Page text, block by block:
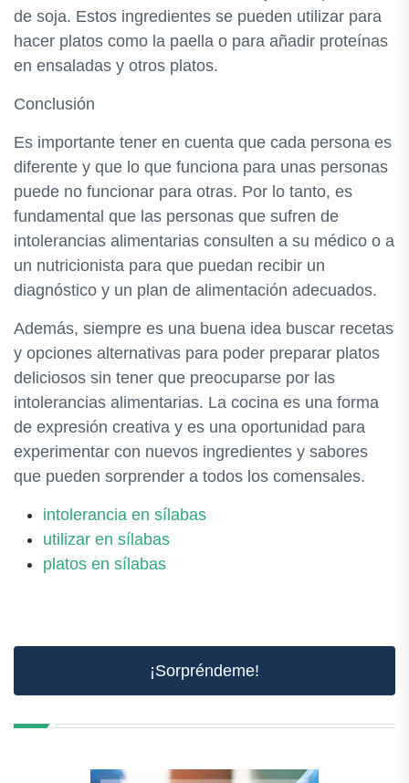
de soja. Estos ingredientes se pueden utilizar para
hacer platos como la paella o para añadir proteínas
en ensaladas y otros platos.
Conclusión
Es importante tener en cuenta que cada persona es
diferente y que lo que funciona para unas personas
puede no funcionar para otras. Por lo tanto, es
fundamental que las personas que sufren de
intolerancias alimentarias consulten a su médico o a
un nutricionista para que puedan recibir un
diagnóstico y un plan de alimentación adecuados.
Además, siempre es una buena idea buscar recetas
y opciones alternativas para poder preparar platos
deliciosos sin tener que preocuparse por las
intolerancias alimentarias. La cocina es una forma
de expresión creativa y es una oportunidad para
experimentar con nuevos ingredientes y sabores
que pueden sorprender a todos los comensales.
intolerancia en sílabas
utilizar en sílabas
platos en sílabas
¡Sorpréndeme!